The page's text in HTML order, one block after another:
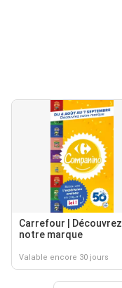
Carrefour | Découvrez
notre marque
Valable encore 30 jours